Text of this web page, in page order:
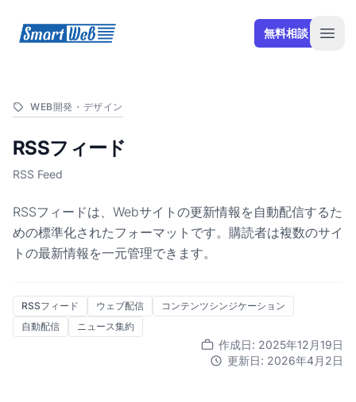
SmartWeb 無料相談
WEB開発・デザイン
RSSフィード
RSS Feed
RSSフィードは、Webサイトの更新情報を自動配信するた
めの標準化されたフォーマットです。購読者は複数のサイ
トの最新情報を一元管理できます。
RSSフィード ウェブ配信
コンテンツシンジケーション
自動配信
ニュース集約
作成日: 2025年12月19日
更新日: 2026年4月2日